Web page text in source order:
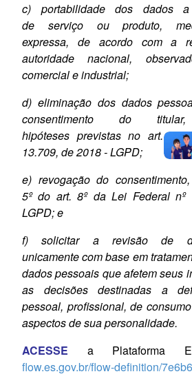
c) portabilidade dos dados a
de serviço ou produto,
expressa, de acordo com a
autoridadenacional,
comercial eindustrial;
d) eliminação dos dados
consentimento do
hipóteses previstas no art. 16
13.709, de2018 - LGPD;
e) revogação do
5ºdo art. 8º da Lei Federal
LGPD;e
f) solicitar a revisão de
unicamentecom base em
dadospessoais que afetem seus
as decisões destinadas a
pessoal, profissional, de
aspectosde sua personalidade.
ACESSE a Plataforma
flow.es.gov.br/flow-definition/